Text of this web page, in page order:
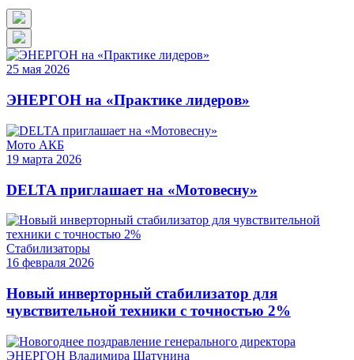
25 мая 2026
ЭНЕРГОН на «Практике лидеров»
Мото АКБ
19 марта 2026
DELTA приглашает на «Мотовесну»
Стабилизаторы
16 февраля 2026
Новый инверторный стабилизатор для
чувствительной техники с точностью 2%